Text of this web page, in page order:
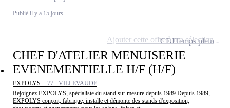
Publié il y a 15 jours
CHEF D'ATELIER MENUISERIE
EVENEMENTIELLE H/F (H/F)
EXPOLYS - 77 - VILLEVAUDE
Rejoignez EXPOLYS, spécialiste du stand sur mesure depuis 1989 Depuis 1989,
EXPOLYS conçoit, fabrique, installe et démonte des stands d'exposition,
CDITemps plein
Ajouter cette offre à ma sélection